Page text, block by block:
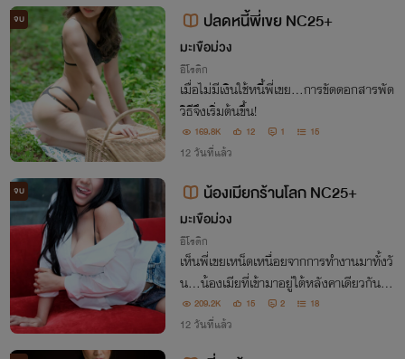
จบ ปลดหนี้พี่เขย NC25+
มะเขือม่วง
อีโรติก
เมื่อไม่มีเงินใช้หนี้พี่เขย...การขัดดอกสารพัด
วิธีจึงเริ่มต้นขึ้น!
169.8K 12 1 15
12 วันที่แล้ว
จบ น้องเมียกร้านโลก NC25+
มะเขือม่วง
อีโรติก
เห็นพี่เขยเหน็ดเหนื่อยจากการทำงานมาทั้งวั
น...น้องเมียที่เข้ามาอยู่ใต้หลังคาเดียวกันจึง
ต้องรีบหาวิธีช่วยผ่อนคลาย!
209.2K 15 2 18
12 วันที่แล้ว